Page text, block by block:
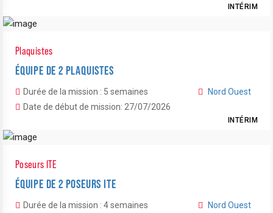
INTÉRIM
Plaquistes
ÉQUIPE DE 2 PLAQUISTES
Durée de la mission : 5 semaines
Date de début de mission: 27/07/2026
Nord Ouest
INTÉRIM
Poseurs ITE
ÉQUIPE DE 2 POSEURS ITE
Durée de la mission : 4 semaines Nord Ouest